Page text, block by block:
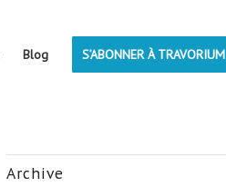
Blog S’ABONNER À TRAVORIUM
Archive